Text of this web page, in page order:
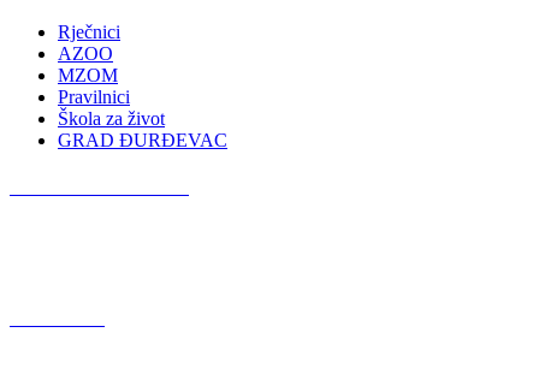
Rječnici
AZOO
MZOM
Pravilnici
Škola za život
GRAD ĐURĐEVAC